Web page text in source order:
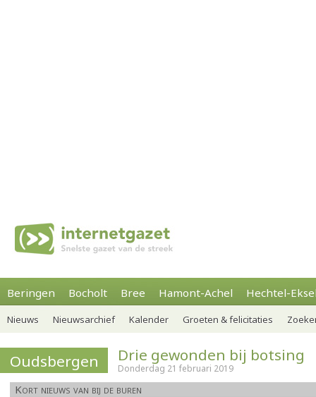
Beringen Bocholt Bree Hamont-Achel Hechtel-
Nieuws Nieuwsarchief Kalender Groeten & felicitaties
Oudsbergen Drie gewonden bij botsing
Donderdag 21 februari 2019
Kort nieuws van bij de buren